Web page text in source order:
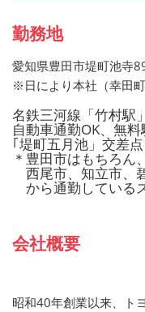
勤務地
愛知県豊田市堤町池寺
※日により本社（幸田
名鉄三河線「竹村駅
自動車通勤OK、無料
｢堤町五月池」交差
＊豊田市はもちろん
西尾市、知立市、
から通勤している
会社概要
昭和40年創業以来、ト